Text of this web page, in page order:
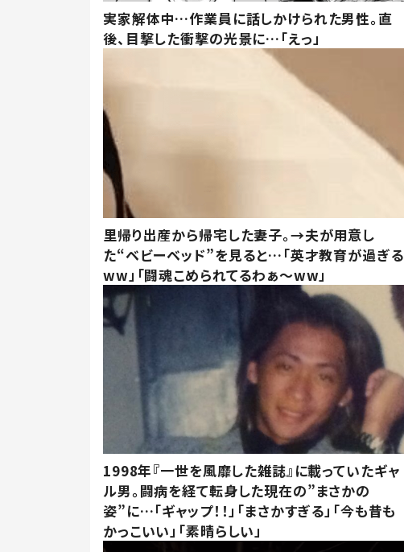
実家解体中…作業員に話しかけられた男性。直
後、目撃した衝撃の光景に…「えっ」
里帰り出産から帰宅した妻子。→夫が用意し
た“ベビーベッド”を見ると…「英才教育が過ぎる
ww」「闘魂こめられてるわぁ～ww」
1998年『一世を風靡した雑誌』に載っていたギャ
ル男。闘病を経て転身した現在の”まさかの
姿”に…「ギャップ！！」「まさかすぎる」「今も昔も
かっこいい」「素晴らしい」